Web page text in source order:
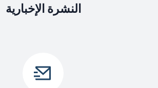
النشرة الإخبارية